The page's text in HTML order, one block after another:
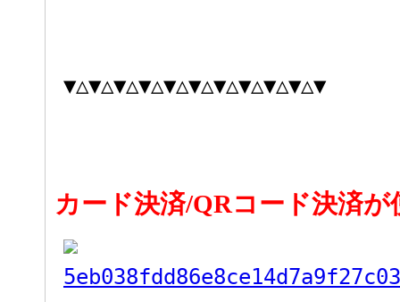
▼△▼△▼△▼△▼△▼△▼△▼△▼△▼△▼
カード決済/QRコード決済が